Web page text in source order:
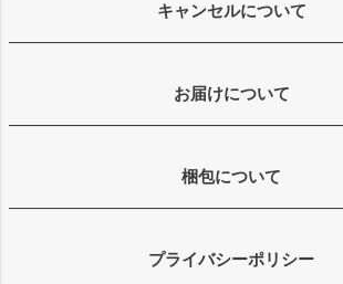
キャンセルについて
お届けについて
梱包について
プライバシーポリシー